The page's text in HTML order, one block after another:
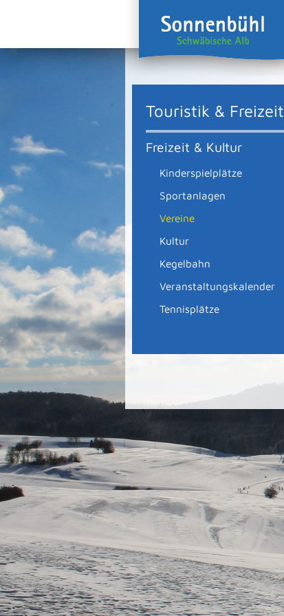
Touristik & Freizeit
Freizeit & Kultur
Kinderspielplätze
Sportanlagen
Vereine
Kultur
Kegelbahn
Veranstaltungskalender
Tennisplätze